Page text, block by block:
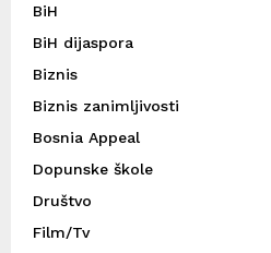
BiH
BiH dijaspora
Biznis
Biznis zanimljivosti
Bosnia Appeal
Dopunske škole
Društvo
Film/Tv